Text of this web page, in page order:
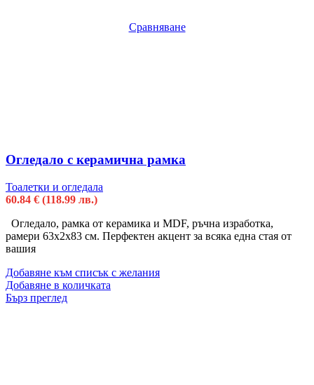
Сравняване
Огледало с керамична рамка
Тоалетки и огледала
60.84 € (118.99 лв.)
Огледало, рамка от керамика и MDF, ръчна изработка,
рамери 63х2х83 см. Перфектен акцент за всяка една стая от
вашия
Добавяне към списък с желания
Добавяне в количката
Бърз преглед